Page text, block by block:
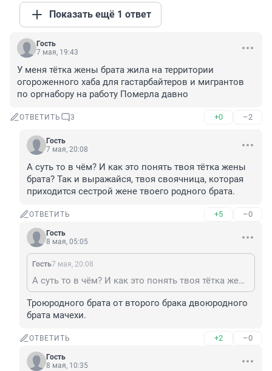
Показать ещё 1 ответ
Гость
7 мая, 19:43
У меня тётка жены брата жила на территории
огороженного хаба для гастарбайтеров и мигрантов
по оргнабору на работу Померла давно
ОТВЕТИТЬ 3 +0 –2
Гость
7 мая, 20:08
А суть то в чём? И как это понять твоя тётка жены
брата? Так и выражайся, твоя своячница, которая
приходится сестрой жене твоего родного брата.
ОТВЕТИТЬ +5 –0
Гость
8 мая, 05:05
Гость7 мая, 20:08
А суть то в чём? И как это понять твоя тётка жены брата? Так и выражайся, твоя своячница, которая приходится сестрой жене твоего родного брата.
Троюродного брата от второго брака двоюродного
брата мачехи.
ОТВЕТИТЬ +2 –0
Гость
8 мая, 10:35